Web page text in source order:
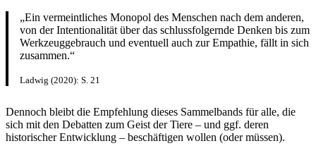
„Ein vermeintliches Monopol des Menschen nach dem anderen,
von der Intentionalität über das schlussfolgernde Denken bis zum
Werkzeuggebrauch und eventuell auch zur Empathie, fällt in sich
zusammen.“
Ladwig (2020): S. 21
Dennoch bleibt die Empfehlung dieses Sammelbands für alle, die
sich mit den Debatten zum Geist der Tiere – und ggf. deren
historischer Entwicklung – beschäftigen wollen (oder müssen).